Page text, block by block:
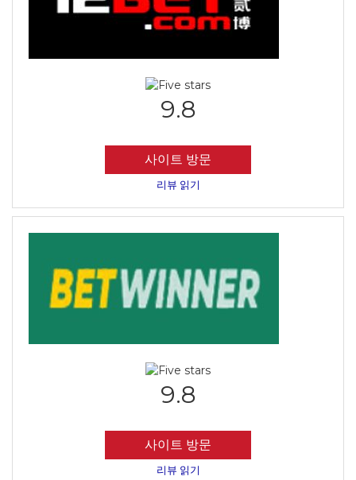
9.8
사이트 방문
리뷰 읽기
9.8
사이트 방문
리뷰 읽기